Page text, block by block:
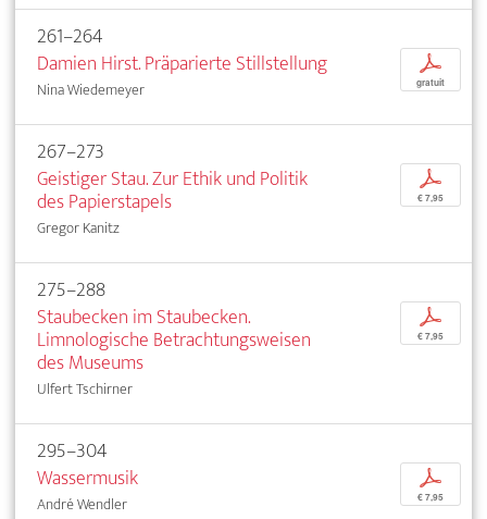
261–264
Damien Hirst. Präparierte Stillstellung
Nina Wiedemeyer
p
gratuit
267–273
Geistiger Stau. Zur Ethik und Politik
des Papierstapels
Gregor Kanitz
p
€ 7,95
275–288
Staubecken im Staubecken.
Limnologische Betrachtungsweisen
des Museums
Ulfert Tschirner
p
€ 7,95
295–304
Wassermusik
André Wendler
p
€ 7,95